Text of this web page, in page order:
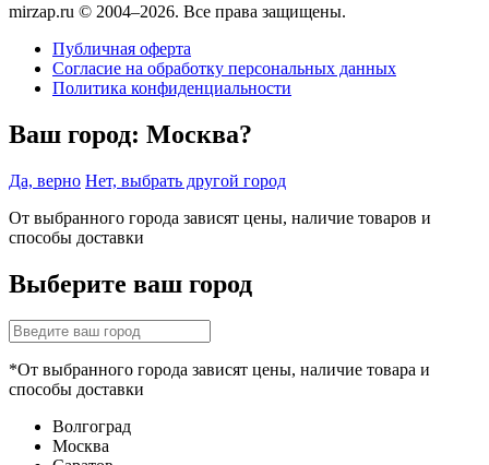
mirzap.ru © 2004–2026. Все права защищены.
Публичная оферта
Согласие на обработку персональных данных
Политика конфиденциальности
Ваш город: Москва?
Да, верно Нет, выбрать другой город
От выбранного города зависят цены, наличие товаров и
способы доставки
Выберите ваш город
*От выбранного города зависят цены, наличие товара и
способы доставки
Волгоград
Москва